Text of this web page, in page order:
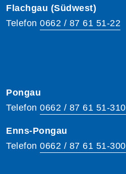
Flachgau (Südwest)
Telefon 0662 / 87 61 51-22
Pongau
Telefon 0662 / 87 61 51-310
Enns-Pongau
Telefon 0662 / 87 61 51-300